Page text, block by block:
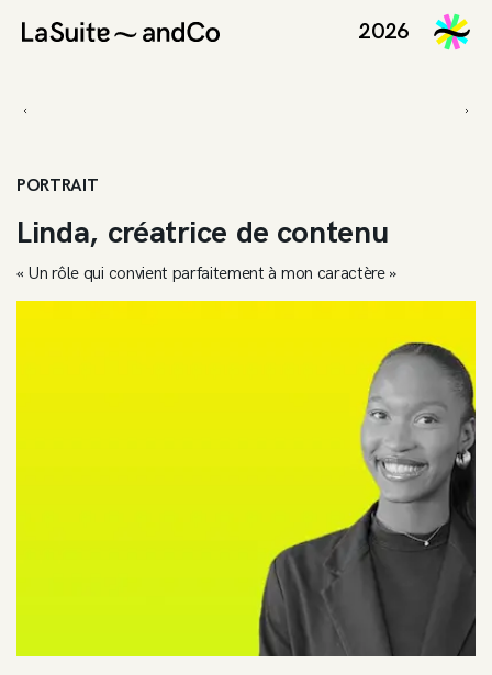
2026
AndNews
PORTRAIT
Linda, créatrice de contenu
« Un rôle qui convient parfaitement à mon caractère »